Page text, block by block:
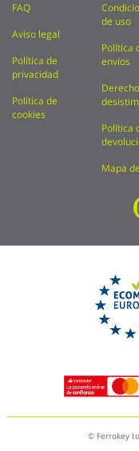
FAQ
Aviso legal
Política de
privacidad
Política de
cookies
de uso
Política
envíos
Política
Mapa
© Ferrokey